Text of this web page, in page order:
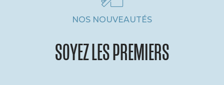
NOS NOUVEAUTÉS
SOYEZ LES PREMIERS